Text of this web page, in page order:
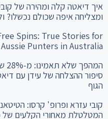
איך דיאטה קלה ומהירה של
ומצליחה איפה שכולם נכשלו?
Spins: True Stories for
Aussie Punters in Australia
סיפור ההצלחה של עידן עם
הגוף
קובי עזרא ופרופ' קרסו:
המטלטלת מאחורי הקלעים של